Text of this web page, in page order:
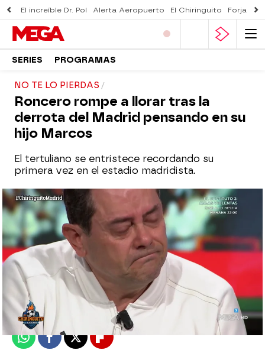
El increíble Dr. Pol Alerta Aeropuerto El Chiringuito Forjado
SERIES PROGRAMAS
NO TE LO PIERDAS
Roncero rompe a llorar tras la
derrota del Madrid pensando en su
hijo Marcos
El tertuliano se entristece recordando su
primera vez en el estadio madridista.
El Chiringuito
Madrid
Publicado: 27 de febrero de 2020, 01:56
WhatsappFacebook
X Flipboard